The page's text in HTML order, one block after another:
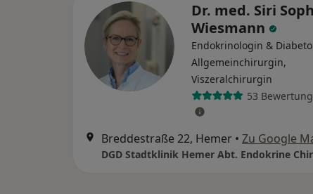
Dr. med. Siri
Wiesmann
Endokrinologin &
Allgemeinchirurgin,
Viszeralchirurgin
53
Breddestraße 22, Hemer • Zu Google
DGD Stadtklinik Hemer Abt. Endokrine